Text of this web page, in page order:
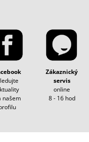
našem
Zákaznický
servis
online
8 - 16 hod